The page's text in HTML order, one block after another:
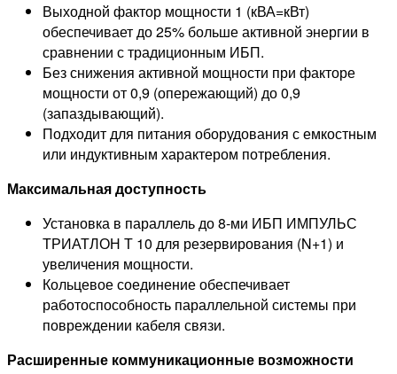
Выходной фактор мощности 1 (кВА=кВт)
обеспечивает до 25% больше активной энергии в
сравнении с традиционным ИБП.
Без снижения активной мощности при факторе
мощности от 0,9 (опережающий) до 0,9
(запаздывающий).
Подходит для питания оборудования с емкостным
или индуктивным характером потребления.
Максимальная доступность
Установка в параллель до 8-ми ИБП ИМПУЛЬС
ТРИАТЛОН Т 10 для резервирования (N+1) и
увеличения мощности.
Кольцевое соединение обеспечивает
работоспособность параллельной системы при
повреждении кабеля связи.
Расширенные коммуникационные возможности